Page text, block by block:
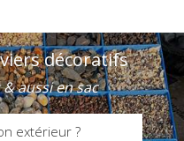
décoratifs
aussi en sac
extérieur ?